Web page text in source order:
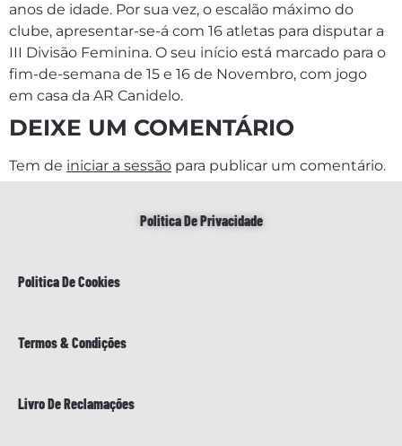
anos de idade. Por sua vez, o escalão máximo do
clube, apresentar-se-á com 16 atletas para disputar a
III Divisão Feminina. O seu início está marcado para o
fim-de-semana de 15 e 16 de Novembro, com jogo
em casa da AR Canidelo.
DEIXE UM COMENTÁRIO
Tem de iniciar a sessão para publicar um comentário.
Politica De Privacidade
Politica De Cookies
Termos & Condições
Livro De Reclamações